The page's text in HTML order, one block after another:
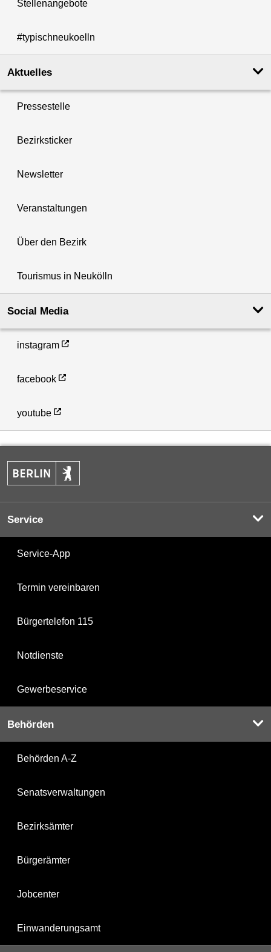
Stellenangebote
#typischneukoelln
Aktuelles
Pressestelle
Bezirksticker
Newsletter
Veranstaltungen
Über den Bezirk
Tourismus in Neukölln
Social Media
instagram
facebook
youtube
Service
Service-App
Termin vereinbaren
Bürgertelefon 115
Notdienste
Gewerbeservice
Behörden
Behörden A-Z
Senatsverwaltungen
Bezirksämter
Bürgerämter
Jobcenter
Einwanderungsamt